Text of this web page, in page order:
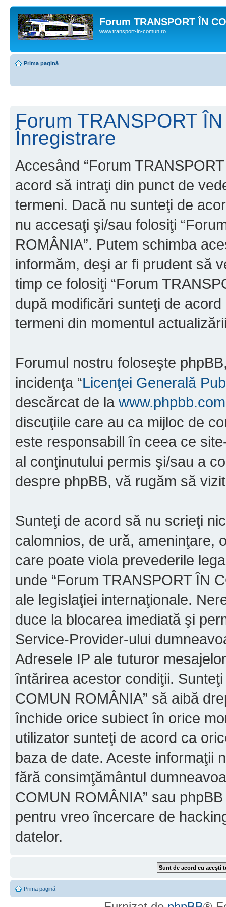
Forum TRANSPORT ÎN
www.transport-in-comun.ro
Prima pagină
Forum TRANSPORT
Înregistrare
Accesând “Forum
acord să intraţi din punct de
termeni. Dacă nu sunteţi de
nu accesaţi şi/sau folosiţi
ROMÂNIA”. Putem schimba
informăm, deşi ar fi prudent să
timp ce folosiţi “Forum
după modificări sunteţi de
termeni din momentul
Forumul nostru foloseşte
incidenţa “Licenţei Generală
descărcat de la www.phpbb.com
discuţiile care au ca mijloc de
este responsabill în ceea ce
al conţinutului permis şi/sau a
despre phpBB, vă rugăm să
Sunteţi de acord să nu scrieţi
calomnios, de ură, ameninţare,
care poate viola prevederile
unde “Forum TRANSPORT ÎN
ale legislaţiei internaţionale.
duce la blocarea imediată şi
Service-Provider-ului
Adresele IP ale tuturor
întărirea acestor condiţii.
COMUN ROMÂNIA” să aibă
închide orice subiect în orice
utilizator sunteţi de acord ca
baza de date. Aceste informaţii
fără consimţământul
COMUN ROMÂNIA” sau
pentru vreo încercare de
datelor.
Prima pagină